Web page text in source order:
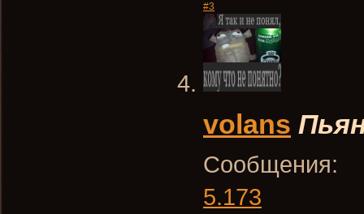
#3
volans
Сообщения:
5.173